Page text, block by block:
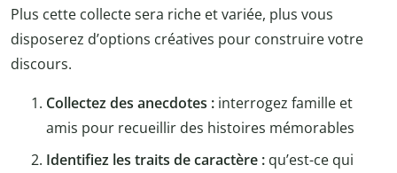
Plus cette collecte sera riche et variée, plus vous
disposerez d’options créatives pour construire votre
discours.
Collectez des anecdotes : interrogez famille et
amis pour recueillir des histoires mémorables
Identifiez les traits de caractère : qu’est-ce qui